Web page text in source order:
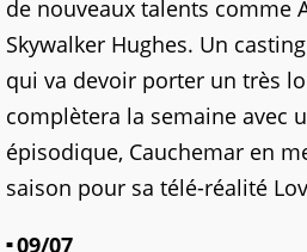
de nouveaux talents comme
Skywalker Hughes. Un
qui va devoir porter un très
complètera la semaine avec
épisodique, Cauchemar en
saison pour sa télé-réalité
09/07